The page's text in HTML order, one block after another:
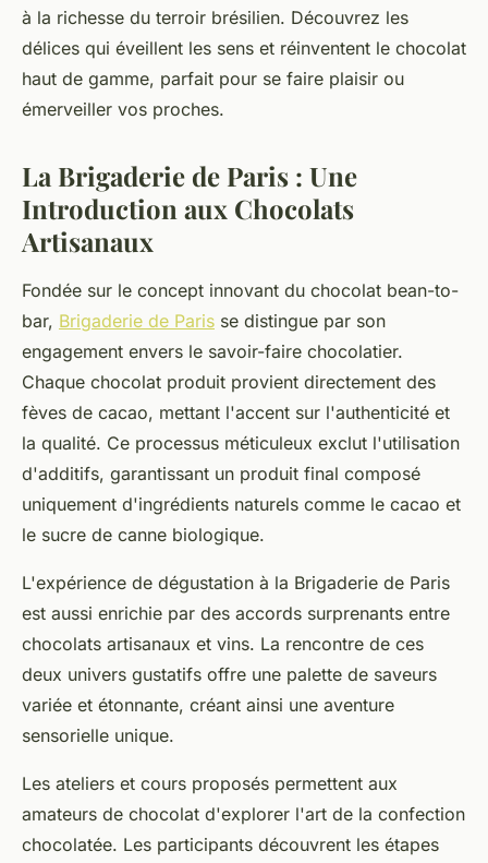
à la richesse du terroir brésilien. Découvrez les
délices qui éveillent les sens et réinventent le chocolat
haut de gamme, parfait pour se faire plaisir ou
émerveiller vos proches.
La Brigaderie de Paris : Une
Introduction aux Chocolats
Artisanaux
Fondée sur le concept innovant du chocolat bean-to-
bar, Brigaderie de Paris se distingue par son
engagement envers le savoir-faire chocolatier.
Chaque chocolat produit provient directement des
fèves de cacao, mettant l'accent sur l'authenticité et
la qualité. Ce processus méticuleux exclut l'utilisation
d'additifs, garantissant un produit final composé
uniquement d'ingrédients naturels comme le cacao et
le sucre de canne biologique.
L'expérience de dégustation à la Brigaderie de Paris
est aussi enrichie par des accords surprenants entre
chocolats artisanaux et vins. La rencontre de ces
deux univers gustatifs offre une palette de saveurs
variée et étonnante, créant ainsi une aventure
sensorielle unique.
Les ateliers et cours proposés permettent aux
amateurs de chocolat d'explorer l'art de la confection
chocolatée. Les participants découvrent les étapes